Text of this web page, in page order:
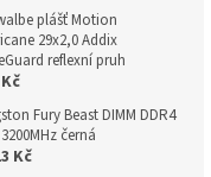
plášť Motion
29x2,0 Addix
reflexní pruh
Fury Beast DIMM DDR4
černá
Kč